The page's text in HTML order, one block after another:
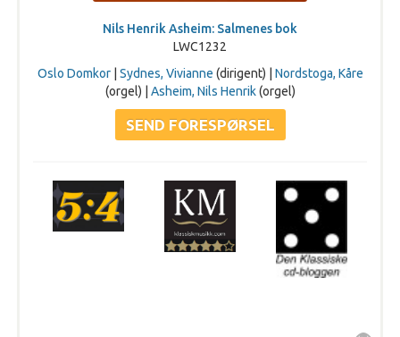
Nils Henrik Asheim: Salmenes bok
LWC1232
Oslo Domkor| Sydnes, Vivianne (dirigent) | Nordstoga, Kåre
(orgel) | Asheim, Nils Henrik(orgel)